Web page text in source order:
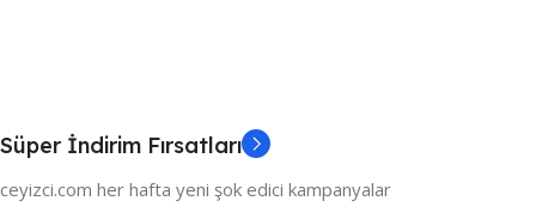
Süper İndirim Fırsatları
ceyizci.com her hafta yeni şok edici kampanyalar